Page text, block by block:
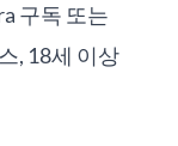
구독 또는
, 18세 이상